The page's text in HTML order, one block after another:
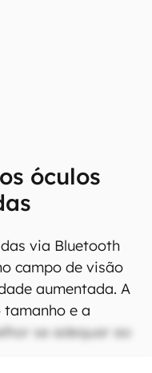
óculos
via Bluetooth
campo de visão
aumentada. A
e a
se adequar ao